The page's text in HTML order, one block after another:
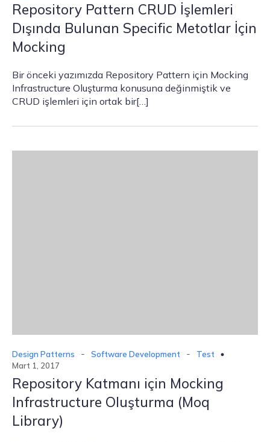
Repository Pattern CRUD İşlemleri
Dışında Bulunan Specific Metotlar İçin
Mocking
Bir önceki yazımızda Repository Pattern için Mocking
Infrastructure Oluşturma konusuna değinmiştik ve
CRUD işlemleri için ortak bir[…]
Design Patterns - Software Development -
Test
Mart 1, 2017
Repository Katmanı için Mocking
Infrastructure Oluşturma (Moq
Library)